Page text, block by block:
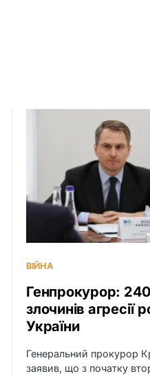
ВІЙНА
Генпрокурор:
злочинів агресії
України
Генеральний прокурор
заявив, що з початку